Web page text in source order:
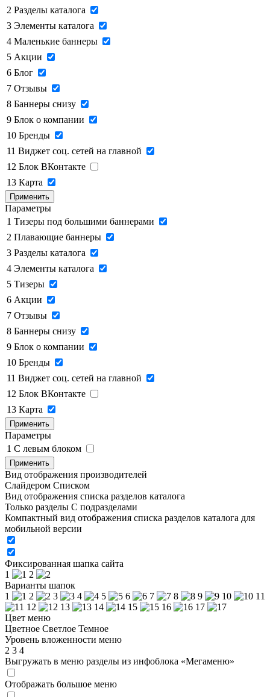
2 Разделы каталога
3 Элементы каталога
4 Маленькие баннеры
5 Акции
6 Блог
7 Отзывы
8 Баннеры снизу
9 Блок о компании
10 Бренды
11 Виджет соц. сетей на главной
12 Блок ВКонтакте
13 Карта
Применить
Параметры
1 Тизеры под большими баннерами
2 Плавающие баннеры
3 Разделы каталога
4 Элементы каталога
5 Тизеры
6 Акции
7 Отзывы
8 Баннеры снизу
9 Блок о компании
10 Бренды
11 Виджет соц. сетей на главной
12 Блок ВКонтакте
13 Карта
Применить
Параметры
1 C левым блоком
Применить
Вид отображения производителей
Слайдером Списком
Вид отображения списка разделов каталога
Только разделы С подразделами
Компактный вид отображения списка разделов каталога для
мобильной версии
Фиксированная шапка сайта
1
2
Варианты шапок
1
2 3 4 5 6 7 8 9 10
11
12
13 14 15 16
17
Цвет меню
Цветное Светлое Темное
Уровень вложенности меню
2 3 4
Выгружать в меню разделы из инфоблока «Мегаменю»
Отображать большое меню